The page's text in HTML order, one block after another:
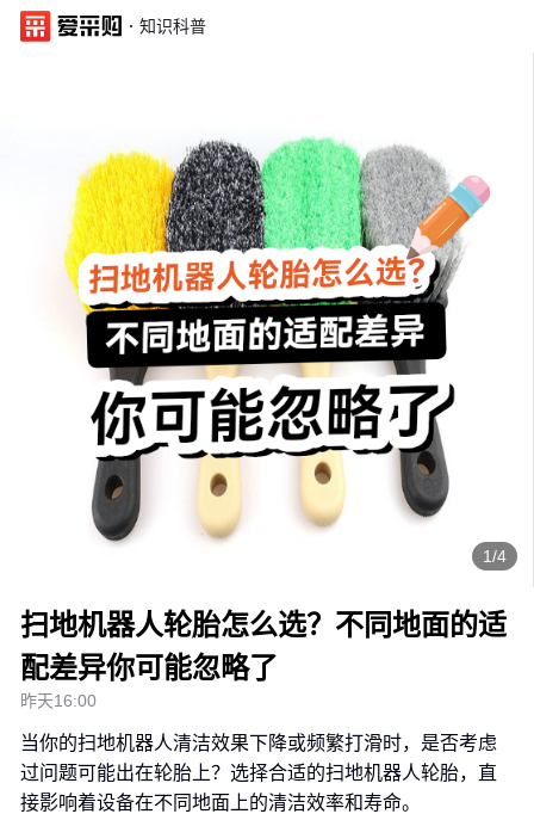
· 知识科普
1/4
扫地机器人轮胎怎么选？不同地面的适
配差异你可能忽略了
昨天16:00
当你的扫地机器人清洁效果下降或频繁打滑时，是否考虑
过问题可能出在轮胎上？选择合适的扫地机器人轮胎，直
接影响着设备在不同地面上的清洁效率和寿命。